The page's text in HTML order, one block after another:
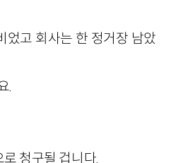
었고 회사는 한 정거장 남았
.
청구될 겁니다.